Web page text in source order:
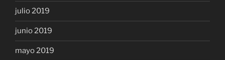
julio 2019
junio 2019
mayo 2019